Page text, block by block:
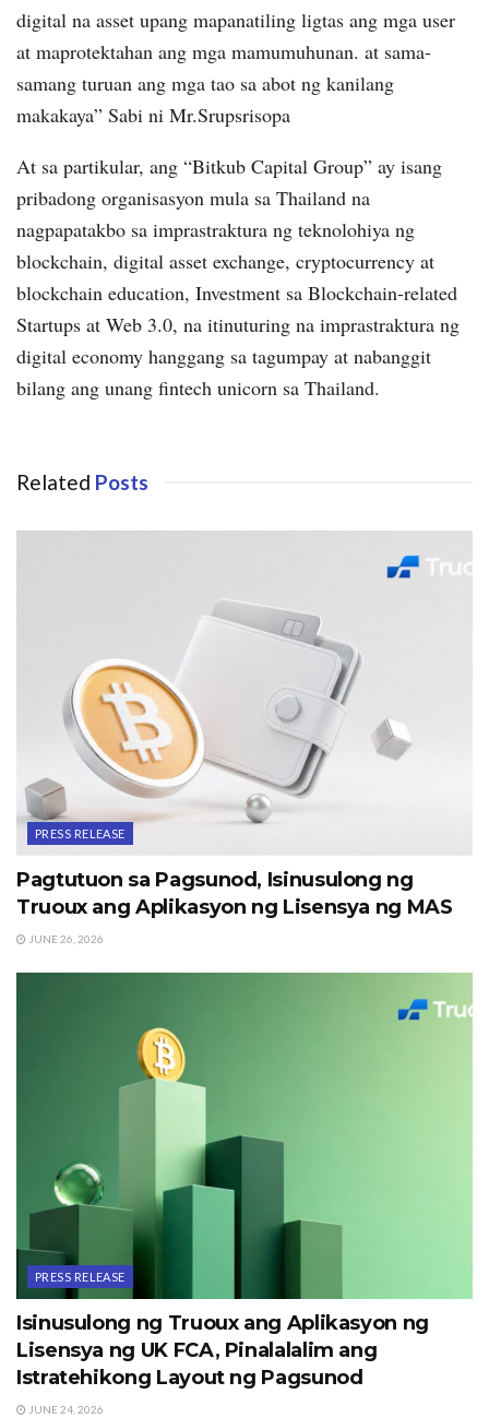
digital na asset upang mapanatiling ligtas ang mga user
at maprotektahan ang mga mamumuhunan. at sama-
samang turuan ang mga tao sa abot ng kanilang
makakaya” Sabi ni Mr.Srupsrisopa
At sa partikular, ang “Bitkub Capital Group” ay isang
pribadong organisasyon mula sa Thailand na
nagpapatakbo sa imprastraktura ng teknolohiya ng
blockchain, digital asset exchange, cryptocurrency at
blockchain education, Investment sa Blockchain-related
Startups at Web 3.0, na itinuturing na imprastraktura ng
digital economy hanggang sa tagumpay at nabanggit
bilang ang unang fintech unicorn sa Thailand.
Related Posts
PRESS RELEASE
Pagtutuon sa Pagsunod, Isinusulong ng
Truoux ang Aplikasyon ng Lisensya ng MAS
JUNE 26, 2026
PRESS RELEASE
Isinusulong ng Truoux ang Aplikasyon ng
Lisensya ng UK FCA, Pinalalalim ang
Istratehikong Layout ng Pagsunod
JUNE 24, 2026